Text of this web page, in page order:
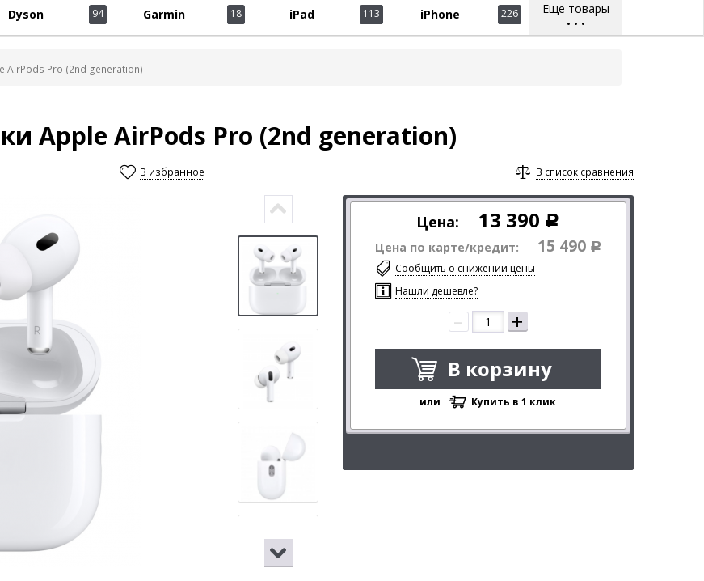
Еще товары
• • •
94
Dyson 18
Garmin 113
iPad 226
iPhone
Pro (2nd generation)
Apple AirPods Pro (2nd generation)
В избранное В список сравнения
Цена: 13 390 Р
Цена по карте/кредит: 15 490 Р
Сообщить о снижении цены
Нашли дешевле?
– +
В корзину
или Купить в 1 клик